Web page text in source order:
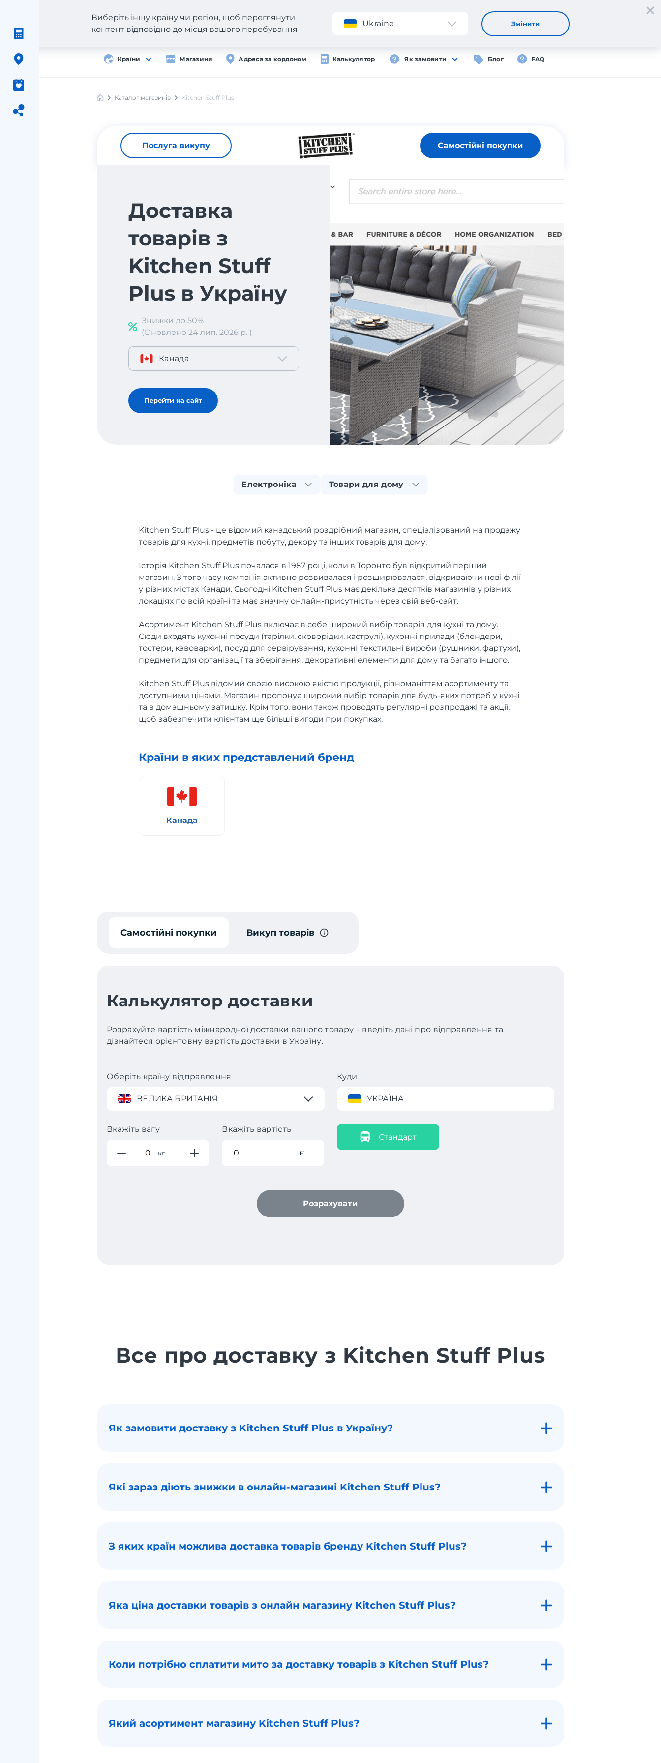
Додаток Реєстрація Вхід
Країни Магазини Адреса за кордоном Калькулятор Як замовити Блог FAQ
Виберіть іншу країну чи регіон, щоб переглянути
контент відповідно до місця вашого перебування
Ukraine Змінити
Каталог магазинів Kitchen Stuff Plus
Послуга викупу Самостійні покупки
Доставка
товарів з
Kitchen Stuff
Plus в Україну
Знижки до 50%
(Оновлено 24 лип. 2026 р. )
Канада
Перейти на сайт
Електроніка Товари для дому
Kitchen Stuff Plus - це відомий канадський роздрібний магазин, спеціалізований на продажу
товарів для кухні, предметів побуту, декору та інших товарів для дому.
Історія Kitchen Stuff Plus почалася в 1987 році, коли в Торонто був відкритий перший
магазин. З того часу компанія активно розвивалася і розширювалася, відкриваючи нові філії
у різних містах Канади. Сьогодні Kitchen Stuff Plus має декілька десятків магазинів у різних
локаціях по всій країні та має значну онлайн-присутність через свій веб-сайт.
Асортимент Kitchen Stuff Plus включає в себе широкий вибір товарів для кухні та дому.
Сюди входять кухонні посуди (тарілки, сковорідки, каструлі), кухонні прилади (блендери,
тостери, кавоварки), посуд для сервірування, кухонні текстильні вироби (рушники, фартухи),
предмети для організації та зберігання, декоративні елементи для дому та багато іншого.
Kitchen Stuff Plus відомий своєю високою якістю продукції, різноманіттям асортименту та
доступними цінами. Магазин пропонує широкий вибір товарів для будь-яких потреб у кухні
та в домашньому затишку. Крім того, вони також проводять регулярні розпродажі та акції,
щоб забезпечити клієнтам ще більші вигоди при покупках.
Країни в яких представлений бренд
Канада
Самостійні покупки Викуп товарів
Калькулятор доставки
Розрахуйте вартість міжнародної доставки вашого товару – введіть дані про відправлення та
дізнайтеся орієнтовну вартість доставки в Україну.
Оберіть країну відправлення
ВЕЛИКА БРИТАНІЯ
Куди
УКРАЇНА
Вкажіть вагу
кг
Вкажіть вартість
£
Стандарт
Розрахувати
Все про доставку з Kitchen Stuff Plus
Як замовити доставку з Kitchen Stuff Plus в Україну?
Які зараз діють знижки в онлайн-магазині Kitchen Stuff Plus?
З яких країн можлива доставка товарів бренду Kitchen Stuff Plus?
Яка ціна доставки товарів з онлайн магазину Kitchen Stuff Plus?
Коли потрібно сплатити мито за доставку товарів з Kitchen Stuff Plus?
Який асортимент магазину Kitchen Stuff Plus?